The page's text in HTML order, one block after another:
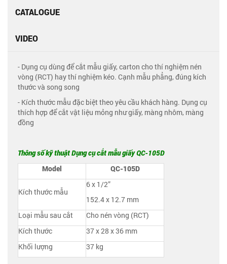
CATALOGUE
VIDEO
- Dụng cụ dùng để cắt mẫu giấy, carton cho thí nghiệm nén
vòng (RCT) hay thí nghiệm kéo. Cạnh mẫu phẳng, đúng kích
thước và song song
- Kích thước mẫu đặc biệt theo yêu cầu khách hàng. Dụng cụ
thích hợp để cắt vật liệu mỏng như giấy, màng nhôm, màng
đồng
Thông số kỹ thuật Dụng cụ cắt mẫu giấy QC-105D
Model
QC-105D
Kích thước mẫu
6 x 1/2”
152.4 x 12.7 mm
Loại mẫu sau cắt
Cho nén vòng (RCT)
Kích thước
37 x 28 x 36 mm
Khối lượng
37 kg